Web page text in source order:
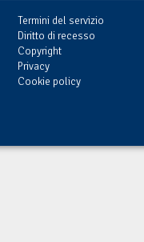
Termini del servizio
Diritto di recesso
Copyright
Privacy
Cookie policy